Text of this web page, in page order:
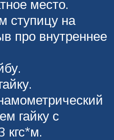
место.
ступицу на
про внутреннее
гайку с
кгс*м.